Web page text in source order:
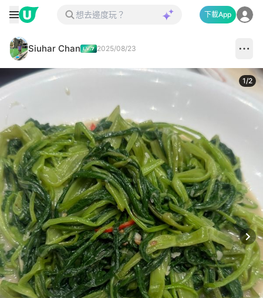
下載App
Siuhar Chan 2025/08/23
1/2